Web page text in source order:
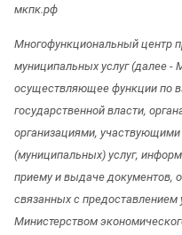
мкпк.рф
Многофункциональный центр
муниципальных услуг (далее -
осуществляющее функции по
государственной власти,
организациями,
(муниципальных) услуг,
приему и выдаче документов,
связанных с предоставлением
Министерством